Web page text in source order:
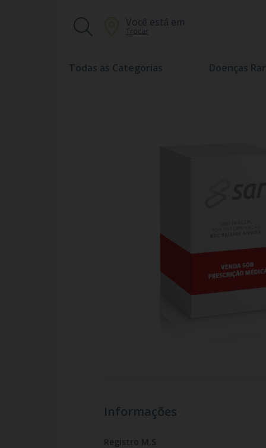
Você está em
Trocar
Todas as Categorias Doenças
Informações
Registro M.S